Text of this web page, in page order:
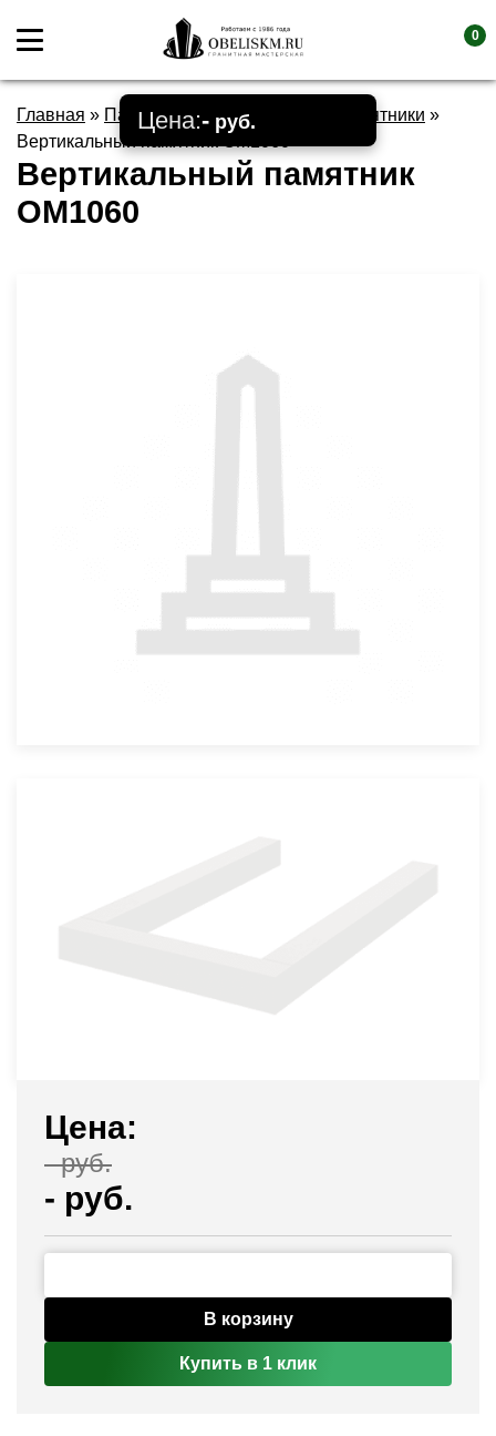
0
Главная » Памятники » Вертикальные памятники »
Вертикальный памятник OM1060
Вертикальный памятник
OM1060
Цена:
-руб.
- руб.
В корзину
Купить в 1 клик
Цена:- руб.